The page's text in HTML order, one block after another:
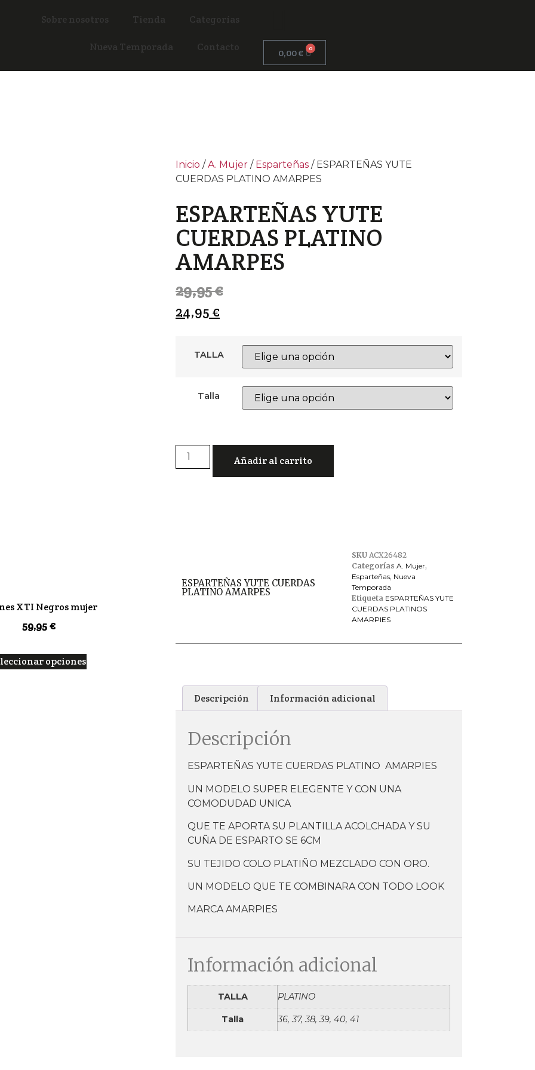
Sobre nosotros Tienda Categorías
Nueva Temporada Contacto 0,00€ 0
Inicio /A. Mujer / Esparteñas / ESPARTEÑAS YUTE
CUERDAS PLATINO AMARPES
ESPARTEÑAS YUTE
CUERDAS PLATINO
AMARPES
29,95€
24,95 €
TALLA
Talla
Añadir al carrito
XTI Negros mujer
59,95€
opciones
ESPARTEÑAS YUTE CUERDAS
PLATINO AMARPES
SKU ACX26482
Categorías A. Mujer,
Esparteñas, Nueva
Temporada
Etiqueta ESPARTEÑAS YUTE
CUERDAS PLATINOS
AMARPIES
Descripción Información adicional
Descripción
ESPARTEÑAS YUTE CUERDAS PLATINO AMARPIES
UN MODELO SUPER ELEGENTE Y CON UNA
COMODUDAD UNICA
QUE TE APORTA SU PLANTILLA ACOLCHADA Y SU
CUÑA DE ESPARTO SE 6CM
SU TEJIDO COLO PLATIÑO MEZCLADO CON ORO.
UN MODELO QUE TE COMBINARA CON TODO LOOK
MARCA AMARPIES
Información adicional
TALLA PLATINO
Talla 36, 37, 38, 39, 40, 41